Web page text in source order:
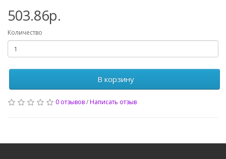
503.86р.
Количество
В корзину
0 отзывов/Написать отзыв